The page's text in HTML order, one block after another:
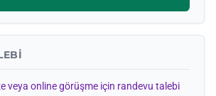
veya online görüşme için randevu talebi